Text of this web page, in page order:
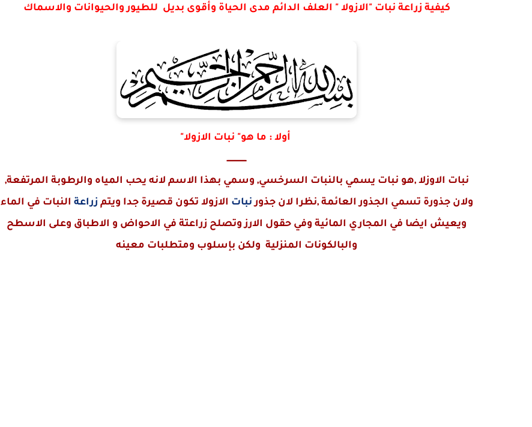
كيفية زراعة نبات "الازولا " العلف الدائم مدى الحياة وأقوى بديل للطيور والحيوانات والاسماك
أولا : ما هو" نبات الازولا"
ــــــــــــــــ
نبات الاوزلا ,هو نبات يسمي بالنبات السرخسي, وسمي بهذا الاسم لانه يحب المياه والرطوبة المرتفعة,
ولان جذورة تسمي الجذور العائمة ,نظرا لان جذورنبات الازولا تكون قصيرة جدا ويتم زراعة النبات في الماء
ويعيش ايضا في المجاري المائية وفي حقول الارز وتصلح زراعتة في الاحواض و الاطباق وعلى الاسطح
والبالكونات المنزلية ولكن بإسلوب ومتطلبات معينه